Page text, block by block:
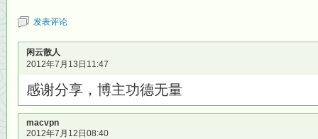
发表评论
闲云散人
2012年7月13日11:47
感谢分享，博主功德无量
macvpn
2012年7月12日08:40